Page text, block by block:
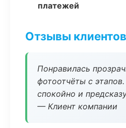
платежей
Отзывы клиентов
Понравилась
фотоотчёты с
спокойно и
— Клиент компании